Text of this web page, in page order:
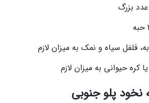
فلفل سیاه و نمک به میزان لازم
کره حیوانی به میزان لازم
نخود پلو جنوبی